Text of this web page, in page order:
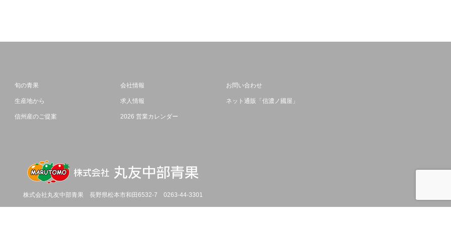
旬の青果
生産地から
信州産のご提案
会社情報
求人情報
2026 営業カレンダー
お問い合わせ
ネット通販「信濃ノ國屋」
株式会社丸友中部青果 長野県松本市和田6532-7 0263-44-3301